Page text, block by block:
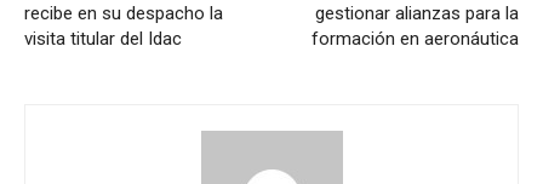
recibe en su despacho la
visita titular del Idac
gestionar alianzas para la
formación en aeronáutica